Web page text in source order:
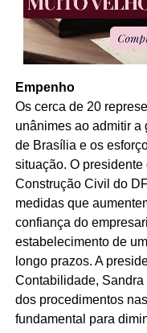
Empenho
Os cerca de 20
unânimes ao admitir
de Brasília e os
situação. O
Construção Civil do
medidas que
confiança do
estabelecimento de
longo prazos. A
Contabilidade,
dos procedimentos
fundamental para